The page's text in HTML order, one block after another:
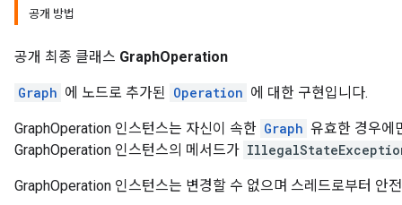
공개 방법
공개 최종 클래스 GraphOperation
Graph 에 노드로 추가된 Operation 에 대한 구현입니다.
GraphOperation 인스턴스는 자신이 속한 Graph 유효한 경우에
GraphOperation 인스턴스의 메서드가
GraphOperation 인스턴스는 변경할 수 없으며 스레드로부터 안